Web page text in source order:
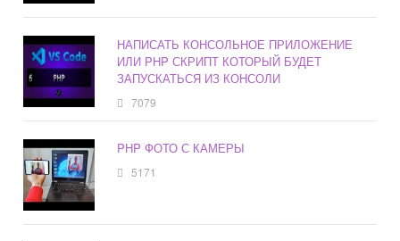
НАПИСАТЬ КОНСОЛЬНОЕ ПРИЛОЖЕНИЕ
ИЛИ PHP СКРИПТ КОТОРЫЙ БУДЕТ
ЗАПУСКАТЬСЯ ИЗ КОНСОЛИ
7079
PHP ФОТО С КАМЕРЫ
5171